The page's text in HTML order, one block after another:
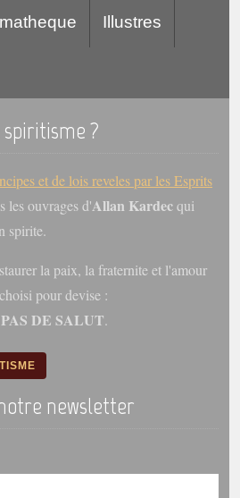
Illustres
?
et de lois reveles par les Esprits
les ouvrages d'Allan Kardecqui
spirite.
la paix, la fraternite et l'amour
pour devise :
DE SALUT.
newsletter